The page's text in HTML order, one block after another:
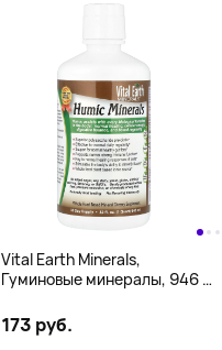
Vital Earth Minerals,
Гуминовые минералы, 946 мл
173 руб.